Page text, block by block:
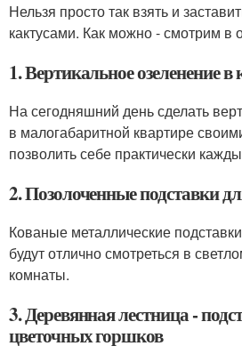
Нельзя просто так взять и
кактусами. Как можно - смотрим в
1. Вертикальное озеленение в
На сегодняшний день сделать
в малогабаритной квартире
позволить себе практически
2. Позолоченные подставки
Кованые металлические
будут отлично смотреться в
комнаты.
3. Деревянная лестница -
цветочных горшков